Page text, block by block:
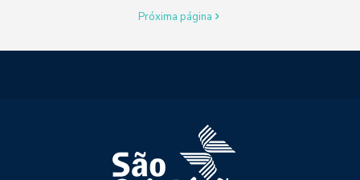
Próxima página